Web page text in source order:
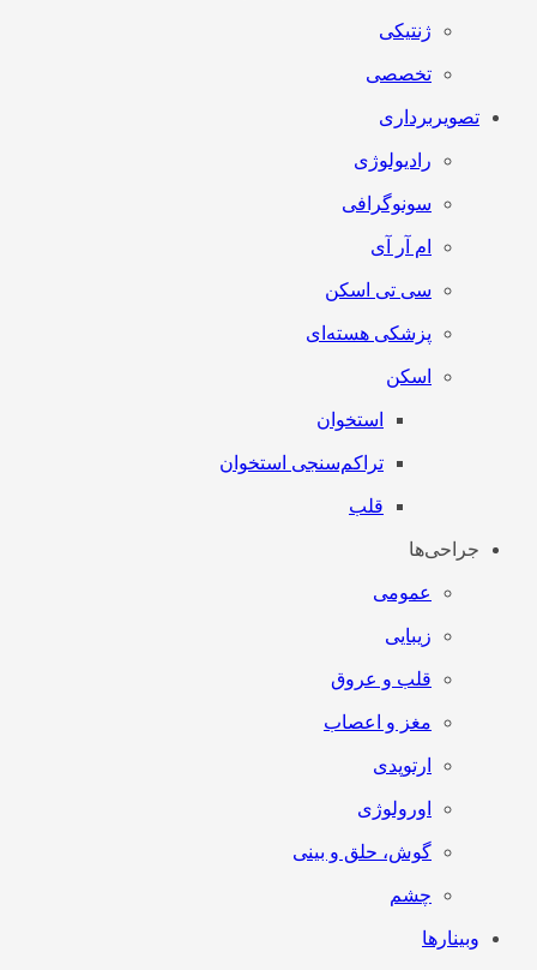
ژنتیکی
تخصصی
تصویربرداری
رادیولوژی
سونوگرافی
ام آر آی
سی تی اسکن
پزشکی هسته‌ای
اسکن
استخوان
تراکم‌سنجی استخوان
قلب
جراحی‌ها
عمومی
زیبایی
قلب و عروق
مغز و اعصاب
ارتوپدی
اورولوژی
گوش، حلق و بینی
چشم
وبینارها